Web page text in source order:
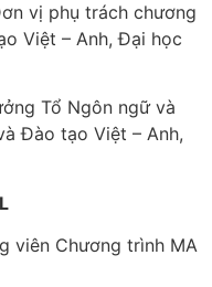
vị phụ trách chương
Việt – Anh, Đại học
Tổ Ngôn ngữ và
Đào tạo Việt – Anh,
viên Chương trình MA